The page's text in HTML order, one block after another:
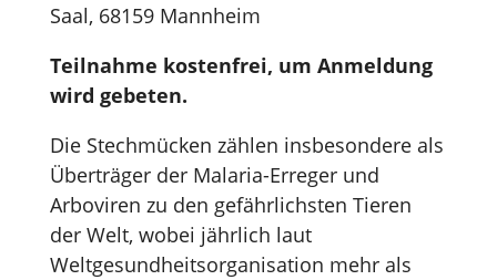
Saal, 68159 Mannheim
Teilnahme kostenfrei, um Anmeldung
wird gebeten.
Die Stechmücken zählen insbesondere als
Überträger der Malaria-Erreger und
Arboviren zu den gefährlichsten Tieren
der Welt, wobei jährlich laut
Weltgesundheitsorganisation mehr als